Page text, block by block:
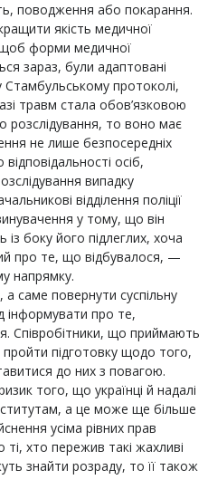
поводження або покарання.
якість медичної
щоб форми медичної
зараз, були адаптовані
Стамбульському протоколі,
травм стала обов’язковою
то воно має
не лише безпосередніх
осіб,
випадку
відділення поліції
у тому, що він
боку його підлеглих, хоча
про те, що відбувалося, —
напрямку.
саме повернути суспільну
інформувати про те,
Співробітники, що приймають
підготовку щодо того,
до них з повагою.
того, що українці й надалі
а це може ще більше
усіма рівних прав
хто пережив такі жахливі
знайти розраду, то її також